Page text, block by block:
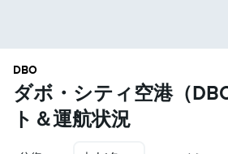
DBO
ダボ・シティ空港​（
ト＆運航状況